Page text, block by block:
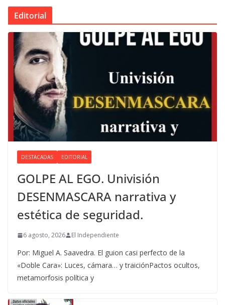
Editorial
DESTACADAS EDITORIAL
GOLPE AL EGO. Univisión
DESENMASCARA narrativa y
estética de seguridad.
6 agosto, 2026 El Independiente
Por: Miguel A. Saavedra. El guion casi perfecto de la
«Doble Cara»: Luces, cámara… y traiciónPactos ocultos,
metamorfosis política y